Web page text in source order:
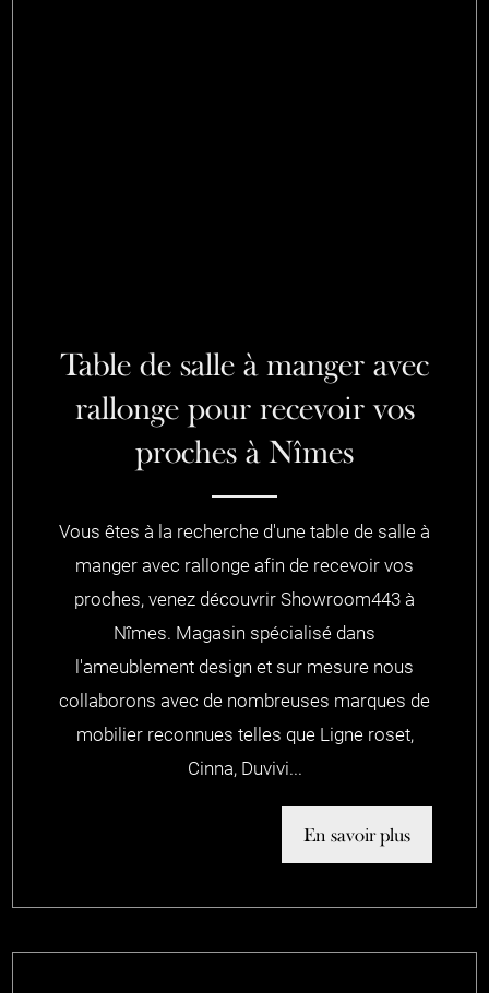
Table de salle à manger avec
rallonge pour recevoir vos
proches à Nîmes
Vous êtes à la recherche d'une table de salle à
manger avec rallonge afin de recevoir vos
proches, venez découvrir Showroom443 à
Nîmes. Magasin spécialisé dans
l'ameublement design et sur mesure nous
collaborons avec de nombreuses marques de
mobilier reconnues telles que Ligne roset,
Cinna, Duvivi...
En savoir plus